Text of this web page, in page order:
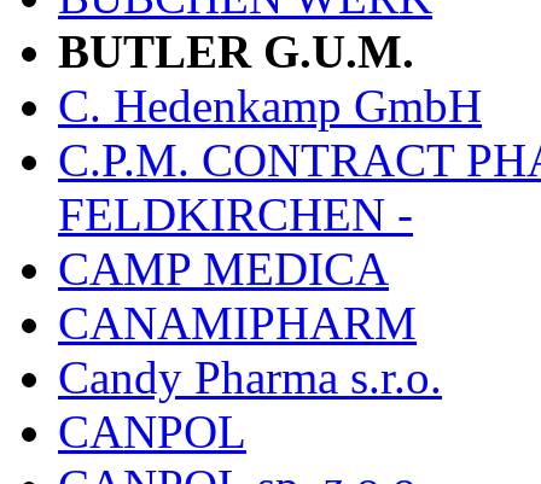
BUTLER G.U.M.
C. Hedenkamp GmbH
C.P.M. CONTRACT
FELDKIRCHEN -
CAMP MEDICA
CANAMIPHARM
Candy Pharma s.r.o.
CANPOL